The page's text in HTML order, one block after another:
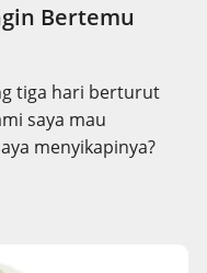
Bertemu
tiga hari berturut
saya mau
menyikapinya?